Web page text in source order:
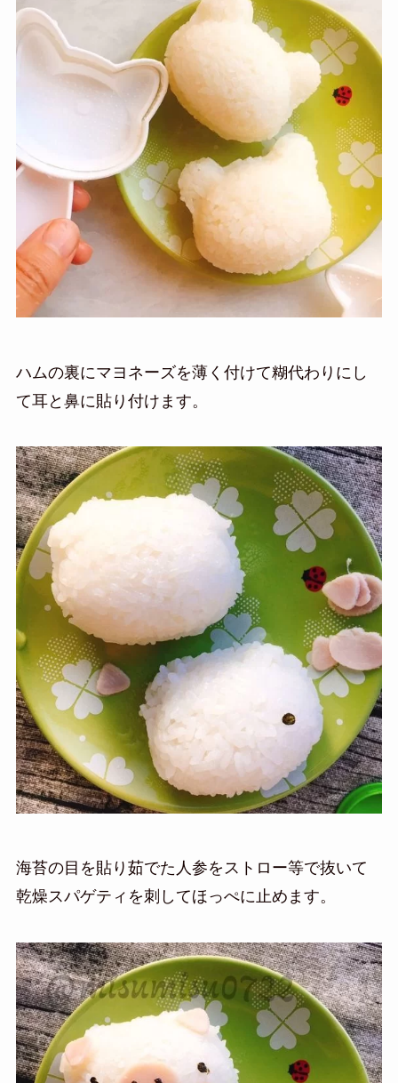
ハムの裏にマヨネーズを薄く付けて糊代わりにし
て耳と鼻に貼り付けます。
海苔の目を貼り 茹でた人参をストロー等で抜いて
乾燥スパゲティを刺してほっぺに止めます。